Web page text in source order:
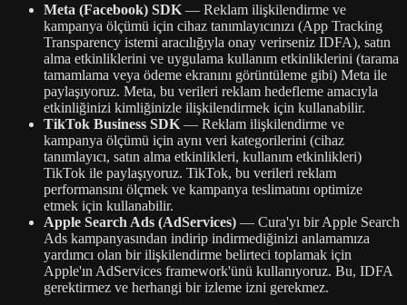
Meta (Facebook) SDK — Reklam ilişkilendirme ve
kampanya ölçümü için cihaz tanımlayıcınızı (App Tracking
Transparency istemi aracılığıyla onay verirseniz IDFA), satın
alma etkinliklerini ve uygulama kullanım etkinliklerini (tarama
tamamlama veya ödeme ekranını görüntüleme gibi) Meta ile
paylaşıyoruz. Meta, bu verileri reklam hedefleme amacıyla
etkinliğinizi kimliğinizle ilişkilendirmek için kullanabilir.
TikTok Business SDK — Reklam ilişkilendirme ve
kampanya ölçümü için aynı veri kategorilerini (cihaz
tanımlayıcı, satın alma etkinlikleri, kullanım etkinlikleri)
TikTok ile paylaşıyoruz. TikTok, bu verileri reklam
performansını ölçmek ve kampanya teslimatını optimize
etmek için kullanabilir.
Apple Search Ads (AdServices) — Cura'yı bir Apple Search
Ads kampanyasından indirip indirmediğinizi anlamamıza
yardımcı olan bir ilişkilendirme belirteci toplamak için
Apple'ın AdServices framework'ünü kullanıyoruz. Bu, IDFA
gerektirmez ve herhangi bir izleme izni gerekmez.